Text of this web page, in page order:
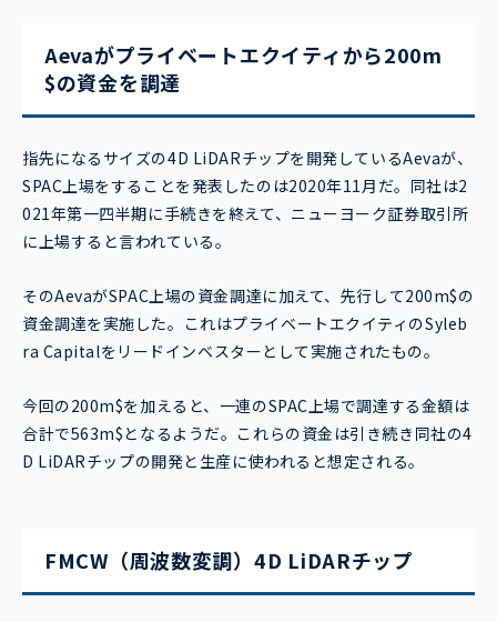
Aevaがプライベートエクイティから200m
$の資金を調達
指先になるサイズの4D LiDARチップを開発しているAevaが、
SPAC上場をすることを発表したのは2020年11月だ。同社は2
021年第一四半期に手続きを終えて、ニューヨーク証券取引所
に上場すると言われている。
そのAevaがSPAC上場の資金調達に加えて、先行して200m$の
資金調達を実施した。これはプライベートエクイティのSyleb
ra Capitalをリードインベスターとして実施されたもの。
今回の200m$を加えると、一連のSPAC上場で調達する金額は
合計で563m$となるようだ。これらの資金は引き続き同社の4
D LiDARチップの開発と生産に使われると想定される。
FMCW（周波数変調）4D LiDARチップ